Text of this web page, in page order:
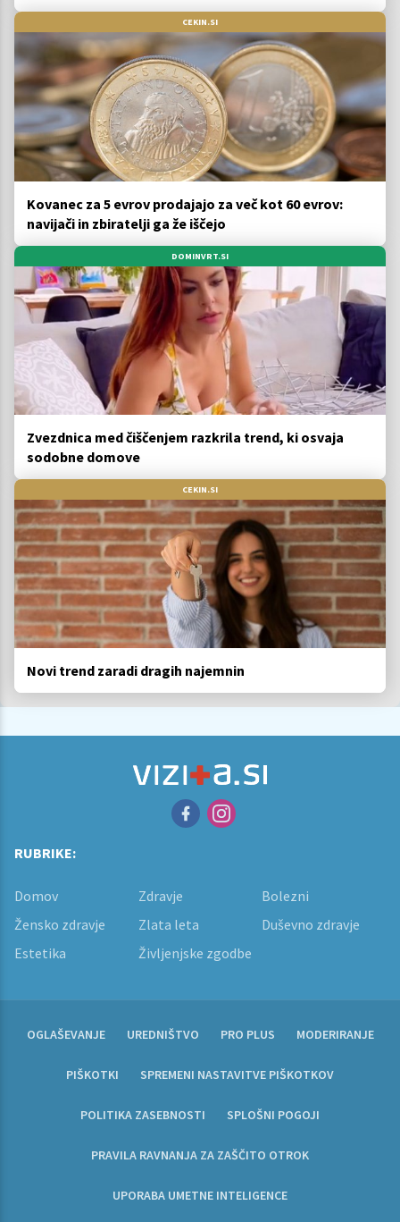
CEKIN.SI
Kovanec za 5 evrov prodajajo za več kot 60 evrov:
navijači in zbiratelji ga že iščejo
DOMINVRT.SI
Zvezdnica med čiščenjem razkrila trend, ki osvaja
sodobne domove
CEKIN.SI
Novi trend zaradi dragih najemnin
RUBRIKE:
Domov Zdravje
Bolezni
Žensko zdravje
Zlata leta
Duševno zdravje
Estetika
Življenjske zgodbe
OGLAŠEVANJE UREDNIŠTVO PRO PLUS MODERIRANJE
PIŠKOTKI SPREMENI NASTAVITVE PIŠKOTKOV
POLITIKA ZASEBNOSTI SPLOŠNI POGOJI
PRAVILA RAVNANJA ZA ZAŠČITO OTROK
UPORABA UMETNE INTELIGENCE